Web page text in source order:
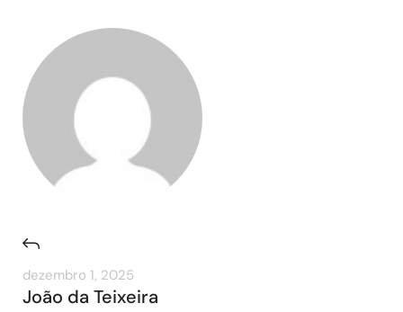
dezembro 1, 2025
João da Teixeira